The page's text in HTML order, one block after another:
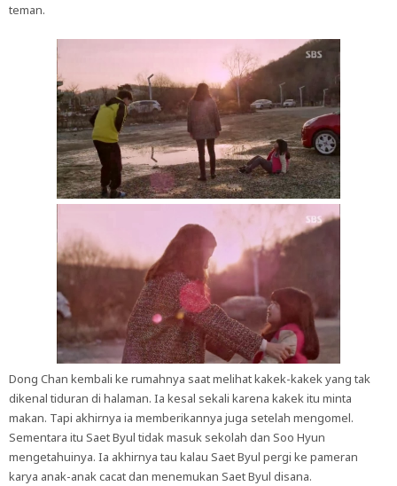
teman.
Dong Chan kembali ke rumahnya saat melihat kakek-kakek yang tak
dikenal tiduran di halaman. Ia kesal sekali karena kakek itu minta
makan. Tapi akhirnya ia memberikannya juga setelah mengomel.
Sementara itu Saet Byul tidak masuk sekolah dan Soo Hyun
mengetahuinya. Ia akhirnya tau kalau Saet Byul pergi ke pameran
karya anak-anak cacat dan menemukan Saet Byul disana.